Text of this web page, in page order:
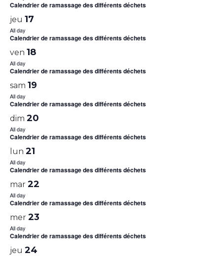
Calendrier de ramassage des différents déchets
jeu 17
All day
Calendrier de ramassage des différents déchets
ven 18
All day
Calendrier de ramassage des différents déchets
sam 19
All day
Calendrier de ramassage des différents déchets
dim 20
All day
Calendrier de ramassage des différents déchets
lun 21
All day
Calendrier de ramassage des différents déchets
mar 22
All day
Calendrier de ramassage des différents déchets
mer 23
All day
Calendrier de ramassage des différents déchets
jeu 24